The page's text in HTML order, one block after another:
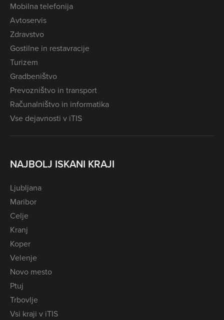
Mobilna telefonija
Avtoservis
Zdravstvo
Gostilne in restavracije
Turizem
Gradbeništvo
Prevozništvo in transport
Računalništvo in informatika
Vse dejavnosti v iTIS
NAJBOLJ ISKANI KRAJI
Ljubljana
Maribor
Celje
Kranj
Koper
Velenje
Novo mesto
Ptuj
Trbovlje
Vsi kraji v iTIS